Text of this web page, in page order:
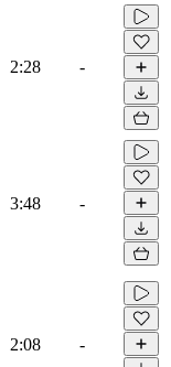
2:28 -
3:48 -
2:08 -